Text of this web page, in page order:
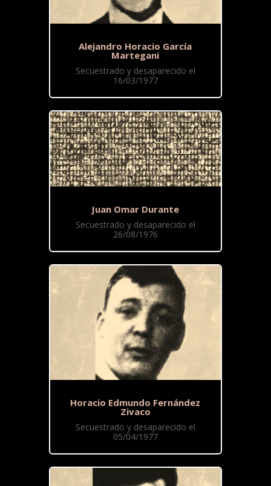
Alejandro Horacio García
Martegani
Secuestrado y desaparecido el
16/03/1977
Juan Omar Durante
Secuestrado y desaparecido el
26/08/1976
Horacio Edmundo Fernández
Zivaco
Secuestrado y desaparecido el
05/04/1977